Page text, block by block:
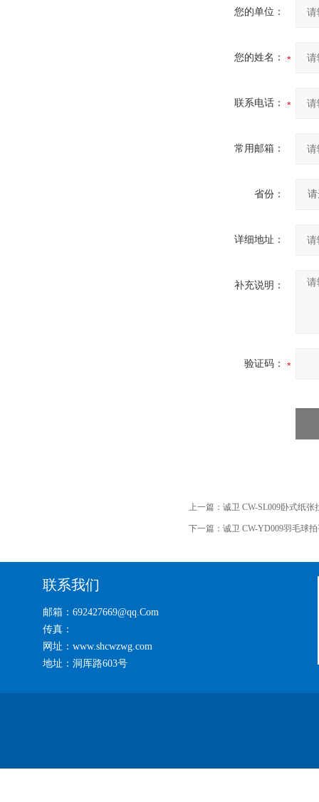
您的单位：
您的姓名：
联系电话：
常用邮箱：
省份：
详细地址：
补充说明：
验证码：
上一篇： 诚卫 CW-SL009卧式纸张
下一篇： 诚卫 CW-YD009羽毛球
联系我们
邮箱：692427669@qq.Com
传真：
网址：www.shcwzwg.com
地址：洞厍路603号